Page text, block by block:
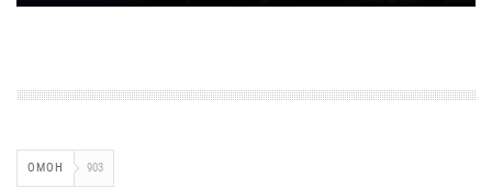
ОМОН 903